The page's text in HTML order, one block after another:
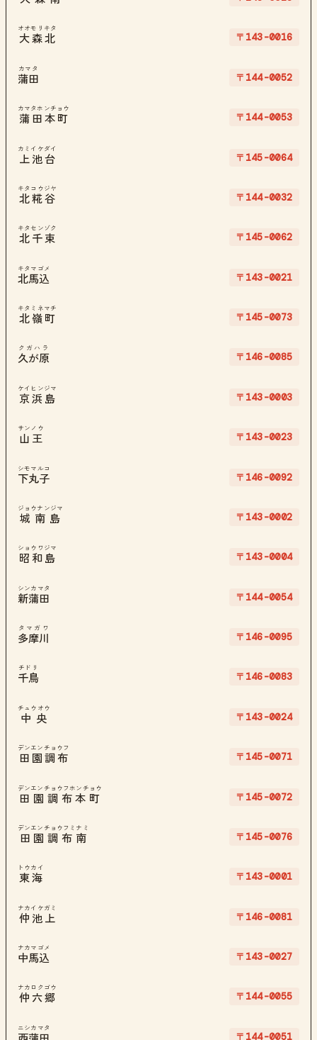
大森北
オオモリキタ
〒143-0016
蒲田
カマタ
〒144-0052
蒲田本町
カマタホンチョウ
〒144-0053
上池台
カミイケダイ
〒145-0064
北糀谷
キタコウジヤ
〒144-0032
北千束
キタセンゾク
〒145-0062
北馬込
キタマゴメ
〒143-0021
北嶺町
キタミネマチ
〒145-0073
久が原
クガハラ
〒146-0085
京浜島
ケイヒンジマ
〒143-0003
山王
サンノウ
〒143-0023
下丸子
シモマルコ
〒146-0092
城南島
ジョウナンジマ
〒143-0002
昭和島
ショウワジマ
〒143-0004
新蒲田
シンカマタ
〒144-0054
多摩川
タマガワ
〒146-0095
千鳥
チドリ
〒146-0083
中央
チュウオウ
〒143-0024
田園調布
デンエンチョウフ
〒145-0071
田園調布本町
デンエンチョウフホンチョウ
〒145-0072
田園調布南
デンエンチョウフミナミ
〒145-0076
東海
トウカイ
〒143-0001
仲池上
ナカイケガミ
〒146-0081
中馬込
ナカマゴメ
〒143-0027
仲六郷
ナカロクゴウ
〒144-0055
ニシカマタ
〒144-0051